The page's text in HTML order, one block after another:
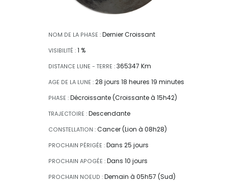
NOM DE LA PHASE : Dernier Croissant
VISIBILITÉ : 1 %
DISTANCE LUNE - TERRE : 365347 Km
AGE DE LA LUNE : 28 jours 18 heures 19 minutes
PHASE : Décroissante (Croissante à 15h42)
TRAJECTOIRE : Descendante
CONSTELLATION : Cancer (Lion à 08h28)
PROCHAIN PÉRIGÉE : Dans 25 jours
PROCHAIN APOGÉE : Dans 10 jours
PROCHAIN NOEUD : Demain à 05h57 (Sud)